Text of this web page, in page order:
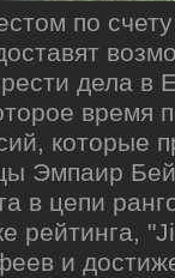
по
дела в
время
которые
Эмпаир Бей
в цепи
рейтинга,
и